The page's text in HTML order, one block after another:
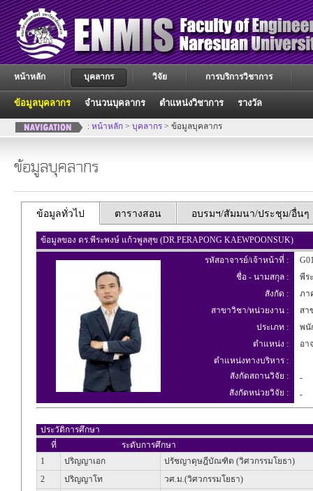
หน้าหลัก บุคลากร
ข้อมูลบุคลากร จำนวนบุคลากร ตำแหน่งวิชาการ รางวัล
วิจัย การบริการวิชาการ
: หน้าหลัก > บุคลากร > ข้อมูลบุคลากร
ข้อมูลบุคลากร
ข้อมูลทั่วไป ตารางสอน อบรมฯ/สัมมนา/ประชุม/อื่นๆ
ข้อมูลของ ดร.พีระพงษ์ แก้วพูลสุข (DR.PERAPONG KAEWPOONSUK)
รหัสอาจารย์/เจ้าหน้าที่ :
ชื่อ - นามสกุล :
พีร
สังกัด :
ภา
สาขาวิชา/หน่วยงาน :
สา
ประเภท :
พนั
ตำแหน่ง :
อา
ตำแหน่งทางบริหาร :
สังกัดสถานวิจัย :
-
สังกัดหน่วยวิจัย :
-
ประวัติการศึกษา
ที่
ระดับการศึกษา
1
ปริญญาเอก
ปรัชญาดุษฎีบัณฑิต (วิศวกรรมโยธา)
2
ปริญญาโท
วศ.ม.(วิศวกรรมโยธา)